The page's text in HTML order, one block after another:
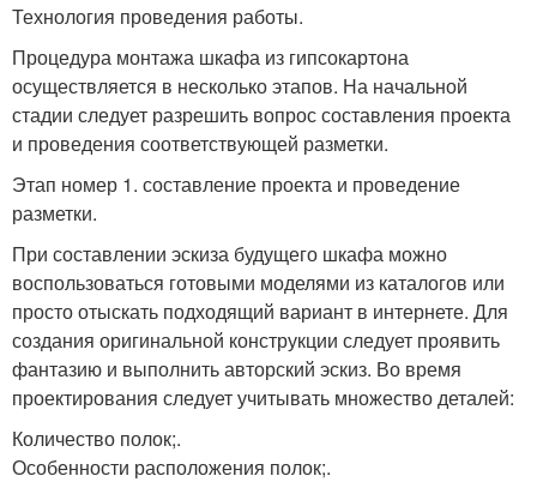
Технология проведения работы.
Процедура монтажа шкафа из гипсокартона
осуществляется в несколько этапов. На начальной
стадии следует разрешить вопрос составления проекта
и проведения соответствующей разметки.
Этап номер 1. составление проекта и проведение
разметки.
При составлении эскиза будущего шкафа можно
воспользоваться готовыми моделями из каталогов или
просто отыскать подходящий вариант в интернете. Для
создания оригинальной конструкции следует проявить
фантазию и выполнить авторский эскиз. Во время
проектирования следует учитывать множество деталей:
Количество полок;.
Особенности расположения полок;.